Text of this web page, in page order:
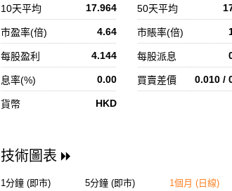
10天平均 17.964 50天平均
市盈率(倍) 4.64 市賬率(倍)
每股盈利 4.144 每股派息
息率(%) 0.00 買賣差價 0.010 /
貨幣 HKD
技術圖表
1分鐘 (即市) 5分鐘 (即市) 1個月 (日線)